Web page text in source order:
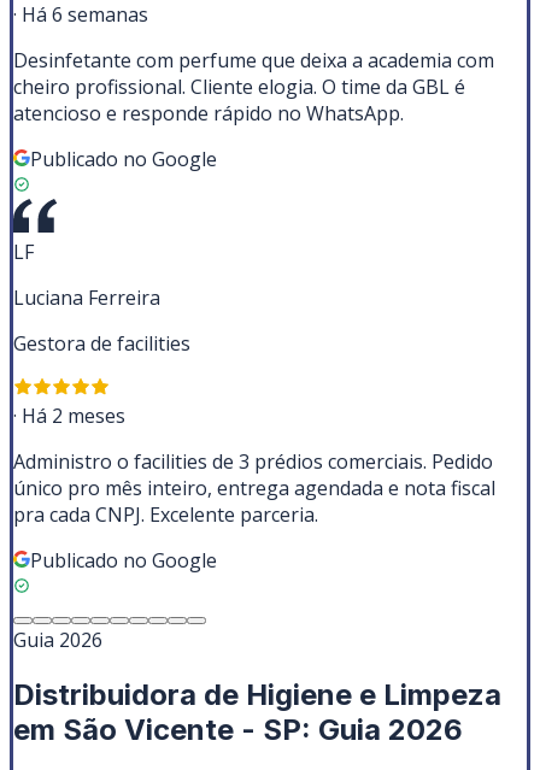
· Há 6 semanas
Desinfetante com perfume que deixa a academia com
cheiro profissional. Cliente elogia. O time da GBL é
atencioso e responde rápido no WhatsApp.
Publicado no Google
LF
Luciana Ferreira
Gestora de facilities
· Há 2 meses
Administro o facilities de 3 prédios comerciais. Pedido
único pro mês inteiro, entrega agendada e nota fiscal
pra cada CNPJ. Excelente parceria.
Publicado no Google
Guia 2026
Distribuidora de Higiene e Limpeza
em São Vicente - SP: Guia 2026